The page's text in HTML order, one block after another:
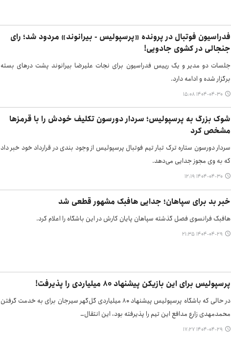
فدراسیون فوتبال در پرونده «پرسپولیس - بیرانوند» مردود شد؛ رای
جنجالی در کشوی جادویی!
جلسات دو مدیر و یک رییس فدراسیون برای نجات علیرضا بیرانوند پشت درهای بسته
برگزار شده و ادامه دارد.
۱۴۰۴-۰۴-۳۰ ۱۵:۰۸
شوک بزرگ به پرسپولیس؛ سردار دورسون تکلیف خودش را با قرمزها
مشخص کرد
سردار دورسون ستاره ترک تبار تیم فوتبال پرسپولیس از وجود بندی در قرارداد خود خبر داد
که به وی مجوز جدایی می‌دهد.
۱۴۰۴-۰۴-۳۰ ۱۲:۱۹
خبر بد برای سپاهان؛ جدایی هافبک مشهور قطعی شد
هافبک فرانسوی فصل گذشته سپاهان پایان کارش در این باشگاه را اعلام کرد.
۱۴۰۴-۰۴-۲۹ ۲۱:۳۵
پرسپولیس برای این بازیکن پیشنهاد ۸۰ میلیاردی را پذیرفت!
در حالی که باشگاه پرسپولیس پیشنهاد ۸۰ میلیاردی گل‌گهر سیرجان برای به خدمت گرفتن
محمدمهدی زارع مدافع این تیم را پذیرفته بود، این انتقال…
۱۴۰۴-۰۴-۲۹ ۱۷:۲۷